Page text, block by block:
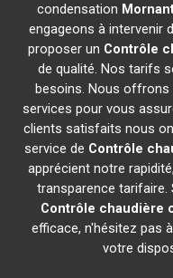
condensation
engageons à intervenir
proposer un Contrôle
de qualité. Nos tarifs
besoins. Nous offrons
services pour vous
clients satisfaits nous
service de Contrôle
apprécient notre
transparence tarifaire.
Contrôle chaudière
efficace, n'hésitez pas
votre